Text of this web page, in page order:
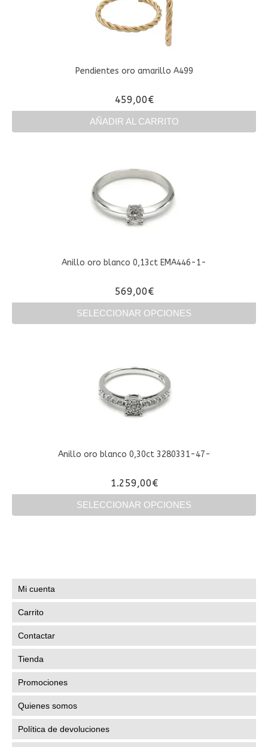
Las
opciones
se
de
producto
Pendientes oro amarillo A499
459,00€
AÑADIR AL CARRITO
Anillo oro blanco 0,13ct EMA446-1-
569,00€
SELECCIONAR OPCIONES
múltiples
variantes.
opciones
se
en
la
de
producto
Anillo oro blanco 0,30ct 3280331-47-
1.259,00€
SELECCIONAR OPCIONES
Las
se
Mi cuenta
Carrito
Contactar
Tienda
Promociones
Quienes somos
Política de devoluciones